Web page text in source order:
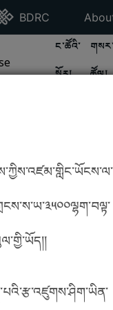
To BDRC
BDRC Go
CHINESE TRADITION
GO TO
ང་ཚོའི་
སྐོར།
GO
ཚོལ།